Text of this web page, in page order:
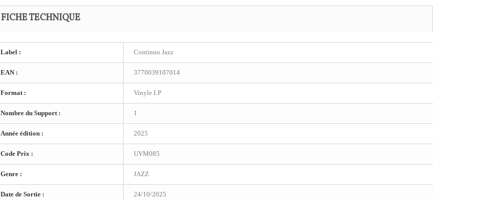
FICHE TECHNIQUE
Label : Continuo Jazz
EAN : 3770039107014
Format : Vinyle LP
Nombre du Support : 1
Année édition : 2025
Code Prix : UVM085
Genre : JAZZ
Date de Sortie : 24/10/2025